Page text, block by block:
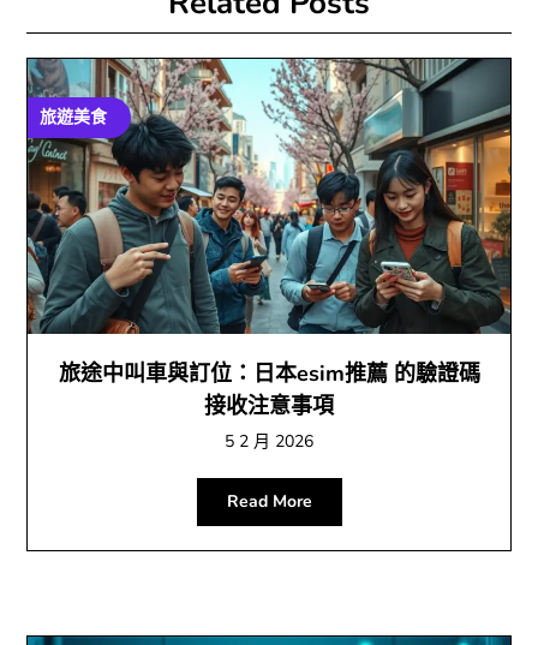
旅遊美食
旅途中叫車與訂位：日本esim推薦 的驗證碼
接收注意事項
5 2 月 2026
Read More